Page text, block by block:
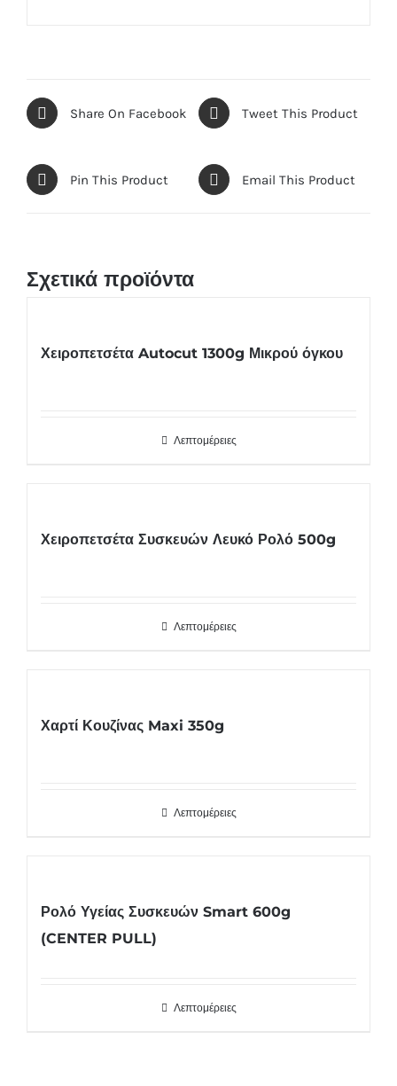
Share On Facebook Tweet This Product
Pin This Product Email This Product
Σχετικά προϊόντα
Χειροπετσέτα Autocut 1300g Μικρού όγκου
Λεπτομέρειες
Χειροπετσέτα Συσκευών Λευκό Ρολό 500g
Λεπτομέρειες
Χαρτί Κουζίνας Maxi 350g
Λεπτομέρειες
Ρολό Υγείας Συσκευών Smart 600g
(CENTER PULL)
Λεπτομέρειες